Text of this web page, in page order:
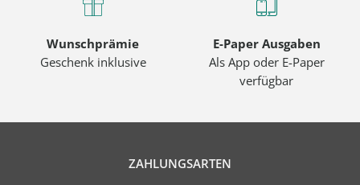
Wunschprämie
Geschenk inklusive
E-Paper Ausgaben
Als App oder E-Paper
verfügbar
ZAHLUNGSARTEN